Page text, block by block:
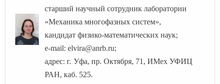
старший научный сотрудник лаборатории
«Механика многофазных систем»,
кандидат физико-математических наук;
e-mail: elvira@anrb.ru;
адрес: г. Уфа, пр. Октября, 71, ИМех УФИЦ
РАН, каб. 525.